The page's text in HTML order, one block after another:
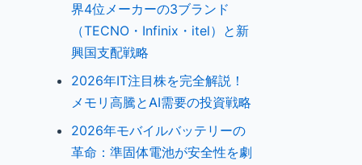
界4位メーカーの3ブランド
（TECNO・Infinix・itel）と新
興国支配戦略
2026年IT注目株を完全解説！
メモリ高騰とAI需要の投資戦略
2026年モバイルバッテリーの
革命：準固体電池が安全性を劇